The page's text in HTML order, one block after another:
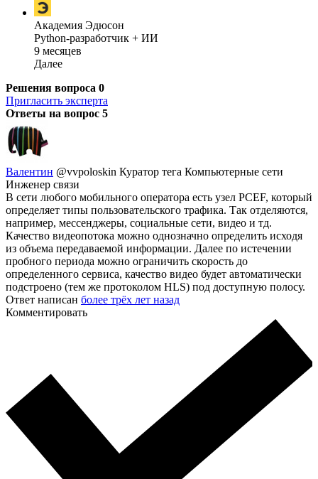
Академия Эдюсон
Python-разработчик + ИИ
9 месяцев
Далее
Решения вопроса 0
Пригласить эксперта
Ответы на вопрос 5
Валентин @vvpoloskin Куратор тега Компьютерные сети
Инженер связи
В сети любого мобильного оператора есть узел PCEF, который
определяет типы пользовательского трафика. Так отделяются,
например, мессенджеры, социальные сети, видео и тд.
Качество видеопотока можно однозначно определить исходя
из объема передаваемой информации. Далее по истечении
пробного периода можно ограничить скорость до
определенного сервиса, качество видео будет автоматически
подстроено (тем же протоколом HLS) под доступную полосу.
Ответ написан более трёх лет назад
Комментировать